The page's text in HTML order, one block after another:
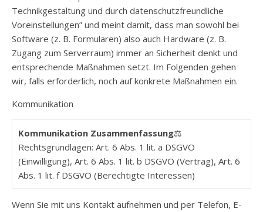
Technikgestaltung und durch datenschutzfreundliche
Voreinstellungen” und meint damit, dass man sowohl bei
Software (z. B. Formularen) also auch Hardware (z. B.
Zugang zum Serverraum) immer an Sicherheit denkt und
entsprechende Maßnahmen setzt. Im Folgenden gehen
wir, falls erforderlich, noch auf konkrete Maßnahmen ein.
Kommunikation
Kommunikation Zusammenfassung⚖️
Rechtsgrundlagen: Art. 6 Abs. 1 lit. a DSGVO
(Einwilligung), Art. 6 Abs. 1 lit. b DSGVO (Vertrag), Art. 6
Abs. 1 lit. f DSGVO (Berechtigte Interessen)
Wenn Sie mit uns Kontakt aufnehmen und per Telefon, E-